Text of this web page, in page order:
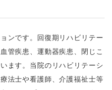
ンです。回復期リハビリテー
管疾患、運動器疾患、閉じこ
ます。当院のリハビリテーシ
法士や看護師、介護福祉士等